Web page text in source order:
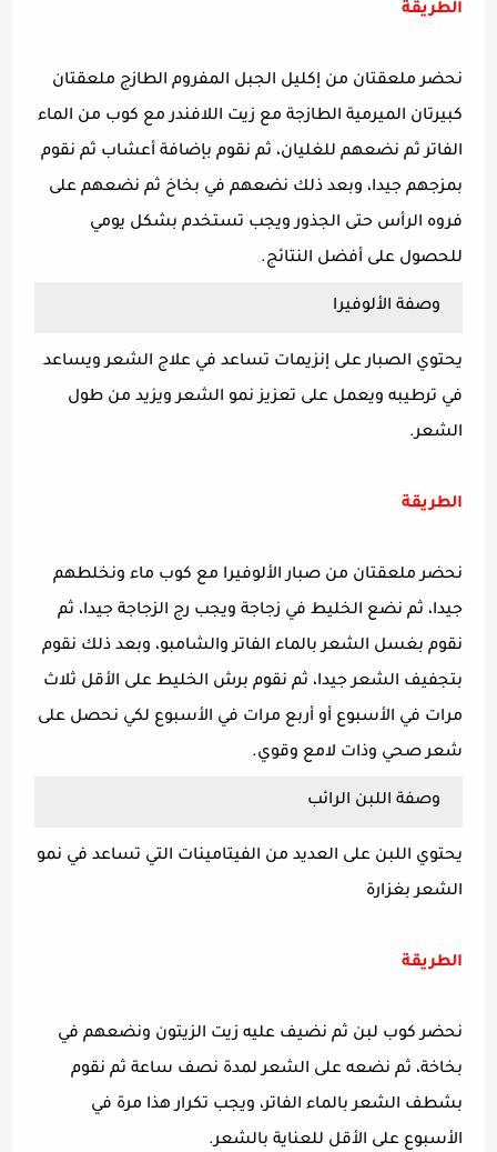
الطريقة
نحضر ملعقتان من إكليل الجبل المفروم الطازج ملعقتان
كبيرتان الميرمية الطازجة مع زيت اللافندر مع كوب من الماء
الفاتر ثم نضعهم للغليان، ثم نقوم بإضافة أعشاب ثم نقوم
بمزجهم جيدا، وبعد ذلك نضعهم في بخاخ ثم نضعهم على
فروه الرأس حتى الجذور ويجب تستخدم بشكل يومي
للحصول على أفضل النتائج.
وصفة الألوفيرا
يحتوي الصبار على إنزيمات تساعد في علاج الشعر ويساعد
في ترطيبه ويعمل على تعزيز نمو الشعر ويزيد من طول
الشعر.
الطريقة
نحضر ملعقتان من صبار الألوفيرا مع كوب ماء ونخلطهم
جيدا، ثم نضع الخليط في زجاجة ويجب رج الزجاجة جيدا، ثم
نقوم بغسل الشعر بالماء الفاتر والشامبو، وبعد ذلك نقوم
بتجفيف الشعر جيدا، ثم نقوم برش الخليط على الأقل ثلاث
مرات في الأسبوع أو أربع مرات في الأسبوع لكي نحصل على
شعر صحي وذات لامع وقوي.
وصفة اللبن الرائب
يحتوي اللبن على العديد من الفيتامينات التي تساعد في نمو
الشعر بغزارة
الطريقة
نحضر كوب لبن ثم نضيف عليه زيت الزيتون ونضعهم في
بخاخة، ثم نضعه على الشعر لمدة نصف ساعة ثم نقوم
بشطف الشعر بالماء الفاتر، ويجب تكرار هذا مرة في
الأسبوع على الأقل للعناية بالشعر.